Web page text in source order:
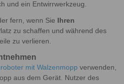
und ein Entwirrwerkzeug.
fern, wenn Sie
Ihren
zu schaffen und während des
zu verlieren.
mit Walzenmopp verwenden,
aus dem Gerät. Nutzer des